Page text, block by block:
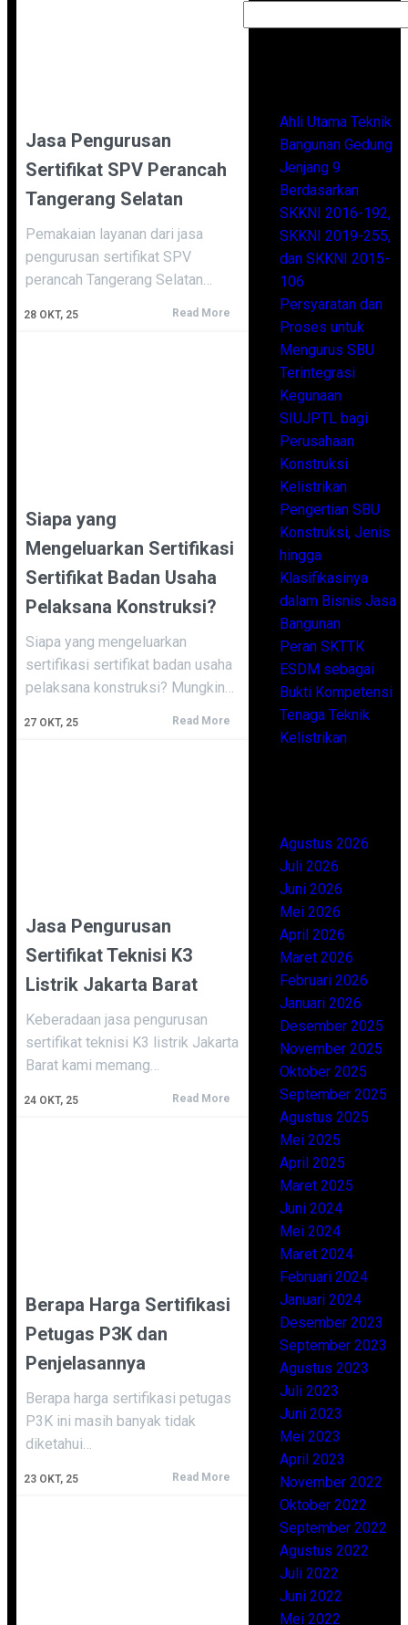
Jasa Pengurusan
Sertifikat SPV Perancah
Tangerang Selatan
28 OKT, 25
Pemakaian layanan dari jasa
pengurusan sertifikat SPV
perancah Tangerang Selatan…
Read More
Siapa yang
Mengeluarkan Sertifikasi
Sertifikat Badan Usaha
Pelaksana Konstruksi?
27 OKT, 25
Siapa yang mengeluarkan
sertifikasi sertifikat badan usaha
pelaksana konstruksi? Mungkin…
Read More
Jasa Pengurusan
Sertifikat Teknisi K3
Listrik Jakarta Barat
24 OKT, 25
Keberadaan jasa pengurusan
sertifikat teknisi K3 listrik Jakarta
Barat kami memang…
Read More
Berapa Harga Sertifikasi
Petugas P3K dan
Penjelasannya
23 OKT, 25
Berapa harga sertifikasi petugas
P3K ini masih banyak tidak
diketahui…
Read More
Ahli Utama Teknik
Bangunan Gedung
Jenjang 9
Berdasarkan
SKKNI 2016-192,
SKKNI 2019-255,
dan SKKNI 2015-
106
Persyaratan dan
Proses untuk
Mengurus SBU
Terintegrasi
Kegunaan
SIUJPTL bagi
Perusahaan
Konstruksi
Kelistrikan
Pengertian SBU
Konstruksi, Jenis
hingga
Klasifikasinya
dalam Bisnis Jasa
Bangunan
Peran SKTTK
ESDM sebagai
Bukti Kompetensi
Tenaga Teknik
Kelistrikan
Agustus 2026
Juli 2026
Juni 2026
Mei 2026
April 2026
Maret 2026
Februari 2026
Januari 2026
Desember 2025
November 2025
Oktober 2025
September 2025
Agustus 2025
Mei 2025
April 2025
Maret 2025
Juni 2024
Mei 2024
Maret 2024
Februari 2024
Januari 2024
Desember 2023
September 2023
Agustus 2023
Juli 2023
Juni 2023
Mei 2023
April 2023
November 2022
Oktober 2022
September 2022
Agustus 2022
Juli 2022
Juni 2022
Mei 2022